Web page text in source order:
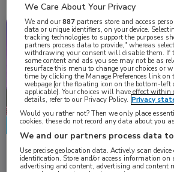
Congresnieuws Longziekten
Astma: van ziektecontrole naar
Het is tijd om de focus bij de behandeling
We Care About Your Privacy
We and our887 partners store and access
data or unique identifiers, on your device.
tracking technologies to support the purposes
partners process data to provide," whereas
withdrawing your consent will disable them. If
some content and ads you see may not be as
resurface this menu to change your choices or
time by clicking the Manage Preferences link on
webpage [or the floating icon on the bottom-left
applicable]. Your choices will have effect within
details, refer to our Privacy Policy. Privacy
Would you rather not? Then we only place
cookies, these do not record any data about you
We and our partners process data
Use precise geolocation data. Actively scan
identification. Store and/or access information on
advertising and content, advertising and content